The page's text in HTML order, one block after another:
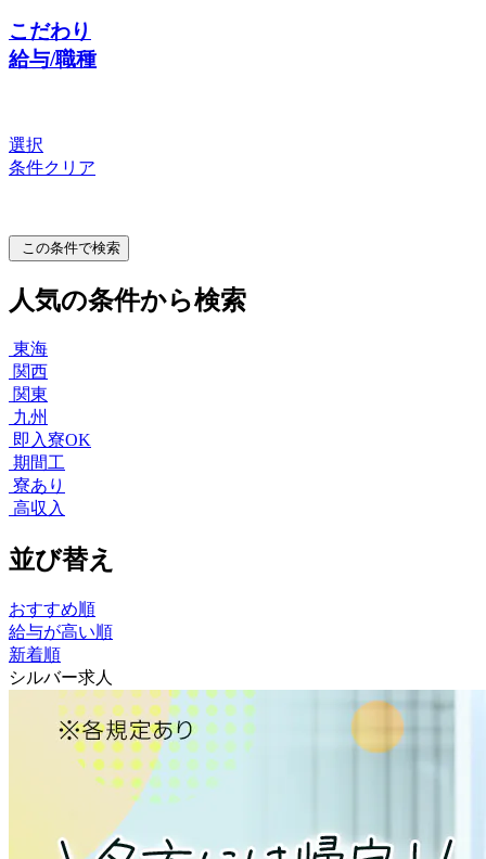
こだわり
給与/職種
選択
条件クリア
この条件で検索
人気の条件から検索
東海
関西
関東
九州
即入寮OK
期間工
寮あり
高収入
並び替え
おすすめ順
給与が高い順
新着順
シルバー求人